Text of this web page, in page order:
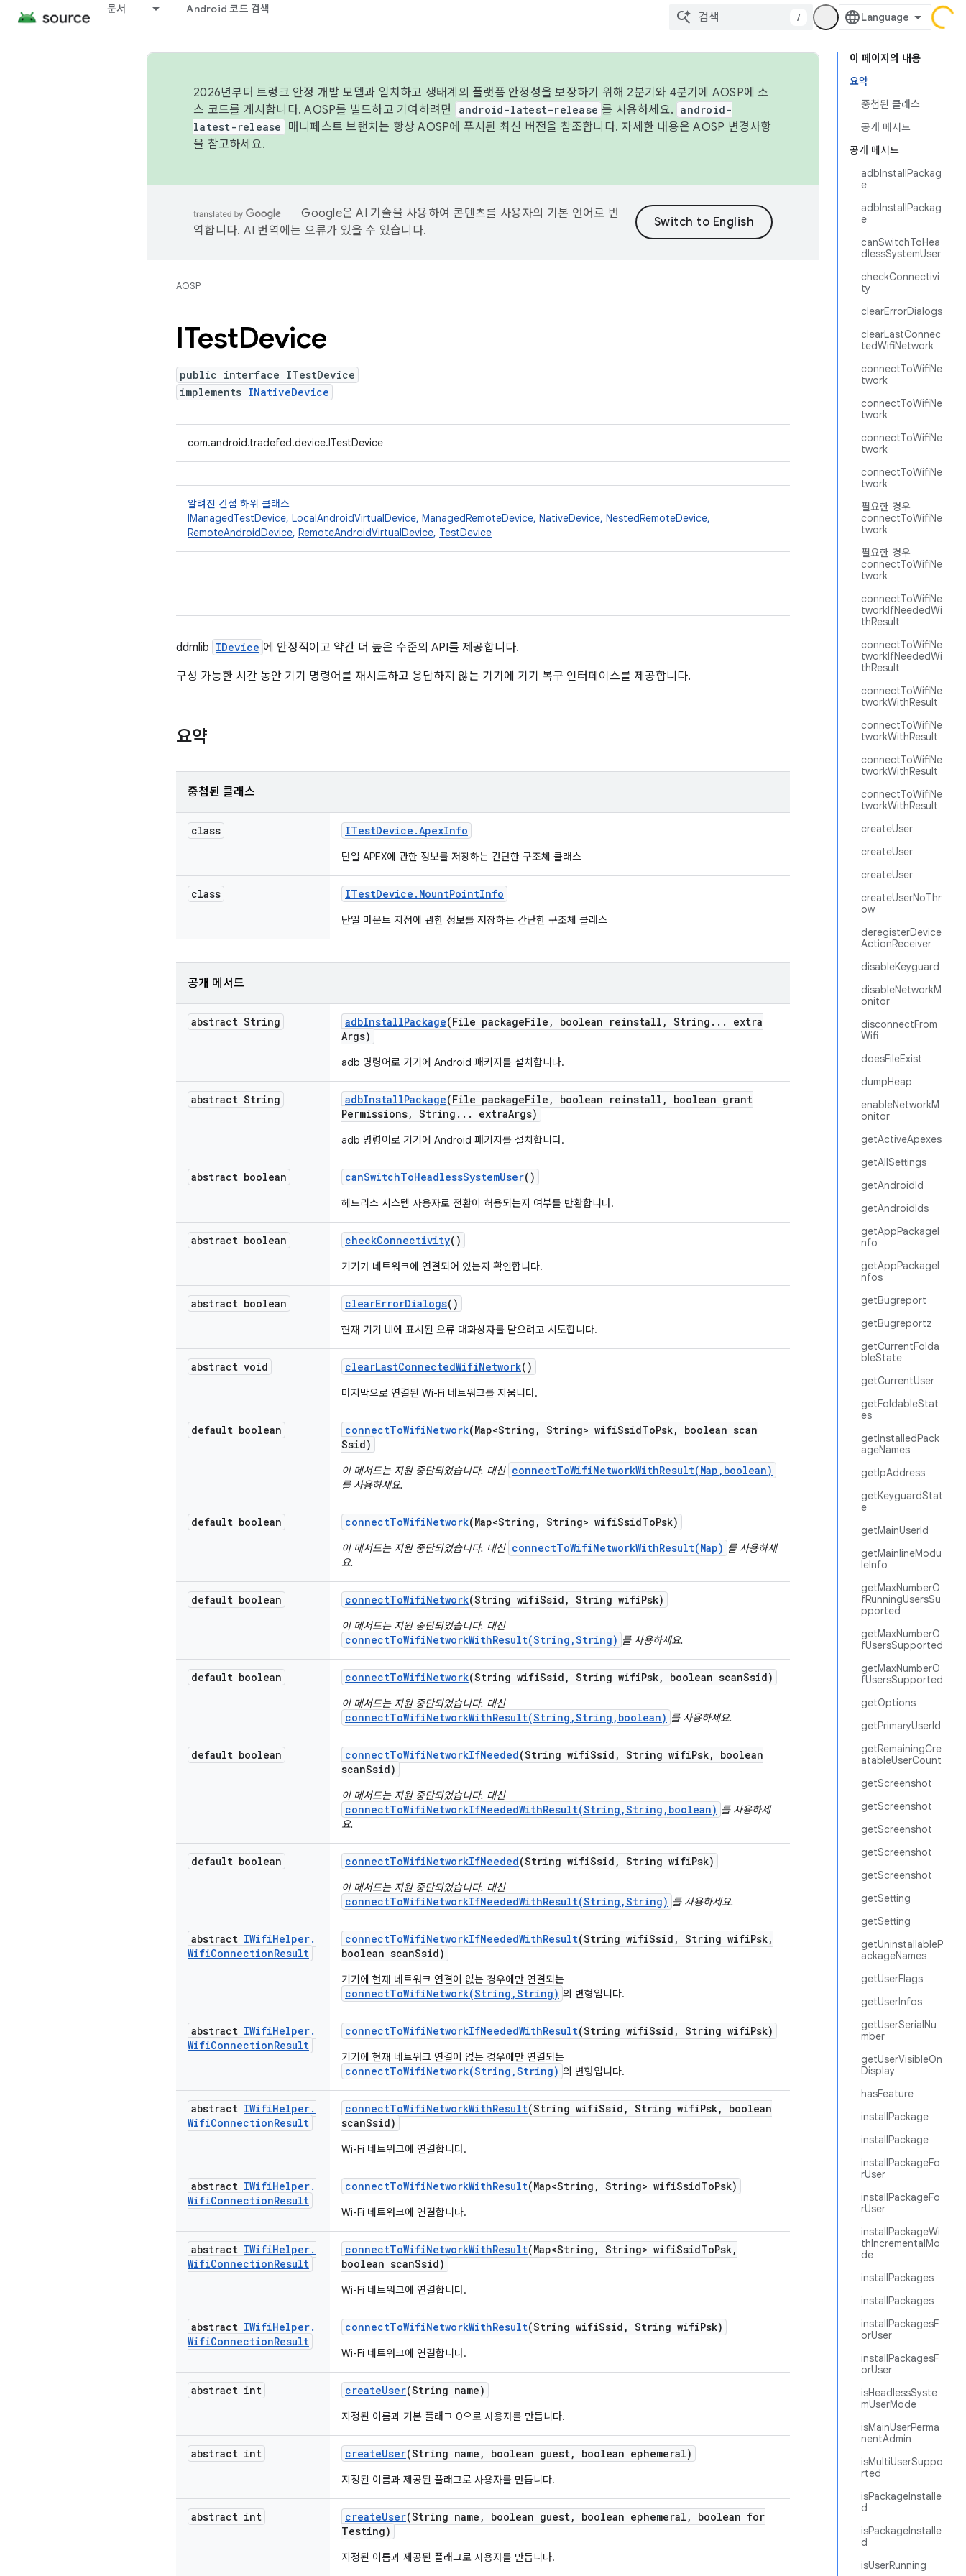
문서 Android 코드 검색
/
이 페이지의 내용
요약
중첩된 클래스
공개 메서드
공개 메서드
adbInstallPackag
e
adbInstallPackag
e
canSwitchToHea
dlessSystemUser
checkConnectivi
ty
clearErrorDialogs
clearLastConnec
tedWifiNetwork
connectToWifiNe
twork
connectToWifiNe
twork
connectToWifiNe
twork
connectToWifiNe
twork
필요한 경우
connectToWifiNe
twork
필요한 경우
connectToWifiNe
twork
connectToWifiNe
tworkIfNeededWi
thResult
connectToWifiNe
tworkIfNeededWi
thResult
connectToWifiNe
tworkWithResult
connectToWifiNe
tworkWithResult
connectToWifiNe
tworkWithResult
connectToWifiNe
tworkWithResult
createUser
createUser
createUser
createUserNoThr
ow
deregisterDevice
ActionReceiver
disableKeyguard
disableNetworkM
onitor
disconnectFrom
Wifi
doesFileExist
dumpHeap
enableNetworkM
onitor
getActiveApexes
getAllSettings
getAndroidId
getAndroidIds
getAppPackageI
nfo
getAppPackageI
nfos
getBugreport
getBugreportz
getCurrentFolda
bleState
getCurrentUser
getFoldableStat
es
getInstalledPack
ageNames
getIpAddress
getKeyguardStat
e
getMainUserId
getMainlineModu
leInfo
getMaxNumberO
fRunningUsersSu
pported
getMaxNumberO
fUsersSupported
getMaxNumberO
fUsersSupported
getOptions
getPrimaryUserId
getRemainingCre
atableUserCount
getScreenshot
getScreenshot
getScreenshot
getScreenshot
getScreenshot
getSetting
getSetting
getUninstallableP
ackageNames
getUserFlags
getUserInfos
getUserSerialNu
mber
getUserVisibleOn
Display
hasFeature
installPackage
installPackage
installPackageFo
rUser
installPackageFo
rUser
installPackageWi
thIncrementalMo
de
installPackages
installPackages
installPackagesF
orUser
installPackagesF
orUser
isHeadlessSyste
mUserMode
isMainUserPerma
nentAdmin
isMultiUserSuppo
rted
isPackageInstalle
d
isPackageInstalle
d
isUserRunning
2026년부터 트렁크 안정 개발 모델과 일치하고 생태계의 플랫폼 안정성을 보장하기 위해 2분기와 4분기에 AOSP에 소
스 코드를 게시합니다. AOSP를 빌드하고 기여하려면
android-latest-release 를 사용하세요. android-
latest-release
매니페스트 브랜치는 항상 AOSP에 푸시된 최신 버전을 참조합니다. 자세한 내용은AOSP 변경사항
을 참고하세요.
Google은 AI 기술을 사용하여 콘텐츠를 사용자의 기본 언어로 번
역합니다. AI 번역에는 오류가 있을 수 있습니다.
AOSP
ITestDevice
public interface ITestDevice
implements INativeDevice
com.android.tradefed.device.ITestDevice
알려진 간접 하위 클래스
IManagedTestDevice, LocalAndroidVirtualDevice, ManagedRemoteDevice, NativeDevice, NestedRemoteDevice,
RemoteAndroidDevice, RemoteAndroidVirtualDevice, TestDevice
ddmlib IDevice 에 안정적이고 약간 더 높은 수준의 API를 제공합니다.
구성 가능한 시간 동안 기기 명령어를 재시도하고 응답하지 않는 기기에 기기 복구 인터페이스를 제공합니다.
요약
중첩된 클래스
class ITestDevice .ApexInfo
단일 APEX에 관한 정보를 저장하는 간단한 구조체 클래스
class ITestDevice . MountPointInfo
단일 마운트 지점에 관한 정보를 저장하는 간단한 구조체 클래스
공개 메서드
abstract String adbInstallPackage(File packageFile , boolean reinstall , String . . .
extra
Args)
adb 명령어로 기기에 Android 패키지를 설치합니다.
abstract String adbInstallPackage(File packageFile , boolean reinstall ,
boolean grant
Permissions, String . . . extraArgs)
adb 명령어로 기기에 Android 패키지를 설치합니다.
abstract boolean canSwitchToHeadlessSystemUser()
헤드리스 시스템 사용자로 전환이 허용되는지 여부를 반환합니다.
abstract boolean checkConnectivity()
기기가 네트워크에 연결되어 있는지 확인합니다.
abstract boolean clearErrorDialogs()
현재 기기 UI에 표시된 오류 대화상자를 닫으려고 시도합니다.
abstract void clearLastConnectedWifiNetwork()
마지막으로 연결된 Wi-Fi 네트워크를 지웁니다.
default boolean connectToWifiNetwork(Map<String , String> wifiSsidToPsk,
boolean scan
Ssid)
이 메서드는 지원 중단되었습니다. 대신 connectToWifiNetworkWithResult(Map,boolean)
를 사용하세요.
default boolean connectToWifiNetwork(Map<String , String> wifiSsidToPsk)
이 메서드는 지원 중단되었습니다. 대신 connectToWifiNetworkWithResult(Map) 를 사용하세
요.
default boolean connectToWifiNetwork(String wifiSsid , String wifiPsk)
이 메서드는 지원 중단되었습니다. 대신
connectToWifiNetworkWithResult(String,String) 를 사용하세요.
default boolean connectToWifiNetwork(String wifiSsid , String wifiPsk, boolean scanSsid)
이 메서드는 지원 중단되었습니다. 대신
connectToWifiNetworkWithResult(String,String,boolean) 를 사용하세요.
default boolean connectToWifiNetworkIfNeeded(String wifiSsid , String wifiPsk,
boolean
scanSsid)
이 메서드는 지원 중단되었습니다. 대신
connectToWifiNetworkIfNeededWithResult(String,String,boolean) 를 사용하세
요.
default boolean connectToWifiNetworkIfNeeded(String wifiSsid , String wifiPsk)
이 메서드는 지원 중단되었습니다. 대신
connectToWifiNetworkIfNeededWithResult(String,String) 를 사용하세요.
abstract IWifiHelper.
WifiConnectionResult
connectToWifiNetworkIfNeededWithResult(String wifiSsid , String wifiPsk,
boolean scanSsid)
기기에 현재 네트워크 연결이 없는 경우에만 연결되는
connectToWifiNetwork(String,String) 의 변형입니다.
abstract IWifiHelper.
WifiConnectionResult
connectToWifiNetworkIfNeededWithResult(String wifiSsid , String wifiPsk)
기기에 현재 네트워크 연결이 없는 경우에만 연결되는
connectToWifiNetwork(String,String) 의 변형입니다.
abstract IWifiHelper.
WifiConnectionResult
connectToWifiNetworkWithResult(String wifiSsid , String wifiPsk,
boolean
scanSsid)
Wi-Fi 네트워크에 연결합니다.
abstract IWifiHelper.
WifiConnectionResult
connectToWifiNetworkWithResult(Map<String , String> wifiSsidToPsk)
Wi-Fi 네트워크에 연결합니다.
abstract IWifiHelper.
WifiConnectionResult
connectToWifiNetworkWithResult(Map<String , String> wifiSsidToPsk,
boolean scanSsid)
Wi-Fi 네트워크에 연결합니다.
abstract IWifiHelper.
WifiConnectionResult
connectToWifiNetworkWithResult(String wifiSsid , String wifiPsk)
Wi-Fi 네트워크에 연결합니다.
abstract int createUser(String name)
지정된 이름과 기본 플래그 0으로 사용자를 만듭니다.
abstract int createUser(String name , boolean guest, boolean ephemeral)
지정된 이름과 제공된 플래그로 사용자를 만듭니다.
abstract int createUser(String name , boolean guest, boolean ephemeral ,
boolean for
Testing)
지정된 이름과 제공된 플래그로 사용자를 만듭니다.